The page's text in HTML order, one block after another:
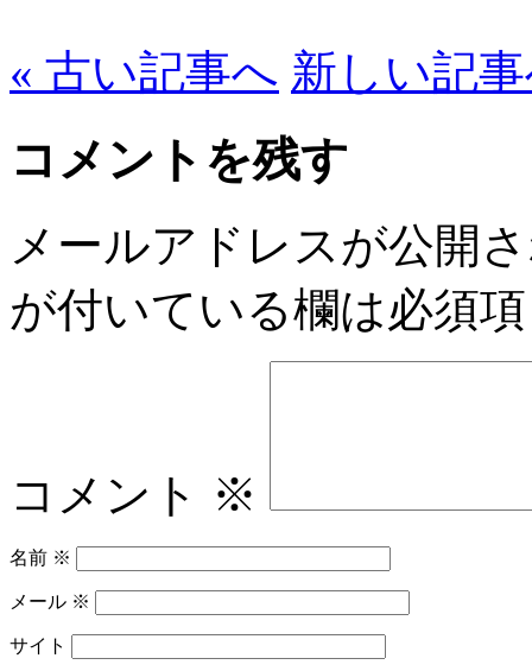
« 古い記事へ 新しい記
コメントを残す
メールアドレスが公開
が付いている欄は必須
コメント ※
名前 ※
メール ※
サイト